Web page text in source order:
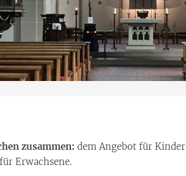
zusammen: dem Angebot für Kinder
Erwachsene.